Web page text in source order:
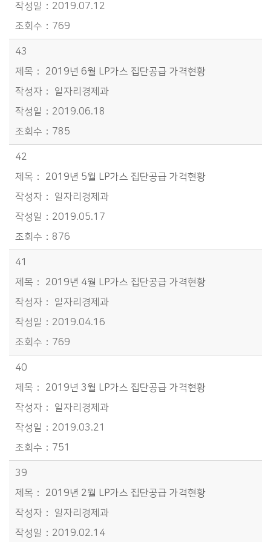
2019.07.12
769
43
2019년 6월 LP가스 집단공급 가격현황
일자리경제과
2019.06.18
785
42
2019년 5월 LP가스 집단공급 가격현황
일자리경제과
2019.05.17
876
41
2019년 4월 LP가스 집단공급 가격현황
일자리경제과
2019.04.16
769
40
2019년 3월 LP가스 집단공급 가격현황
일자리경제과
2019.03.21
751
39
2019년 2월 LP가스 집단공급 가격현황
일자리경제과
2019.02.14